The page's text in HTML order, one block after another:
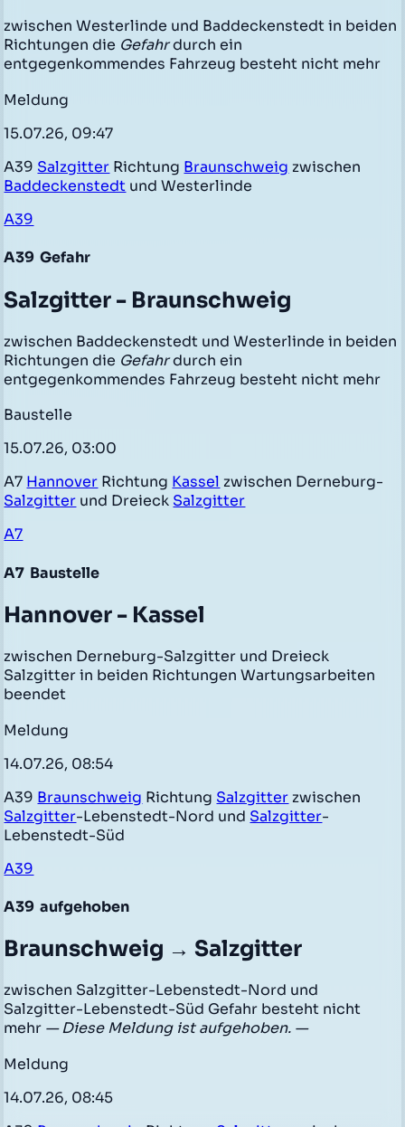
zwischen Westerlinde und Baddeckenstedt in beiden
Richtungen die Gefahrdurch ein
entgegenkommendes Fahrzeug besteht nicht mehr
Meldung
15.07.26, 09:47
A39 Salzgitter Richtung Braunschweig zwischen
Baddeckenstedt und Westerlinde
A39
A39 Gefahr
Salzgitter - Braunschweig
zwischen Baddeckenstedt und Westerlinde in beiden
Richtungen die Gefahrdurch ein
entgegenkommendes Fahrzeug besteht nicht mehr
Baustelle
15.07.26, 03:00
A7 Hannover Richtung Kassel zwischen Derneburg-
Salzgitter und Dreieck Salzgitter
A7
A7 Baustelle
Hannover - Kassel
zwischen Derneburg-Salzgitter und Dreieck
Salzgitter in beiden Richtungen Wartungsarbeiten
beendet
Meldung
14.07.26, 08:54
A39 Braunschweig Richtung Salzgitter zwischen
Salzgitter-Lebenstedt-Nord und Salzgitter-
Lebenstedt-Süd
A39
A39 aufgehoben
Braunschweig → Salzgitter
zwischen Salzgitter-Lebenstedt-Nord und
Salzgitter-Lebenstedt-Süd Gefahr besteht nicht
mehr — Diese Meldung ist aufgehoben. —
Meldung
14.07.26, 08:45